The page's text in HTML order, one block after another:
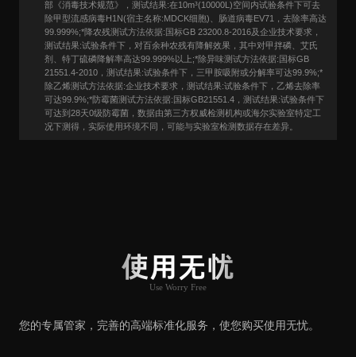
部《消毒技术规范》，测试结果:在10m³(10000L)空间内试验条件下可去
除甲型流感病毒H1N(宿主名称:MDCK细胞)、肠道病毒EV71，去除率高达
99.999%;*降农残测试方法依据:国标GB 23200.8-2016及企业技术要求，
测试结果:试验条件下，对百余种农残有降解效果，其中对甲拌磷、艾氏
剂、特丁硫磷降解率高达99.999%以上;*除异味测试方法依据:国标GB
21551.4-2010，测试结果:试验条件下，三甲胺吸附或分解率可达99.9%;*
除乙烯测试方法依据:企业技术要求，测试结果:试验条件下，乙烯去除率
可达99.9%;*防霉菌测试方法依据:国标GB21551.4，测试结果:试验条件下
可达到28天0级防霉菌，数据由第三方权威检测机构或海尔实验室特定工
况下测得，实际使用环境不同，可能与实验室检测数据存在差异。
使用无忧
Use Worry Free
您的专属管家，完善的高端标准化服务，使您购买使用无忧。